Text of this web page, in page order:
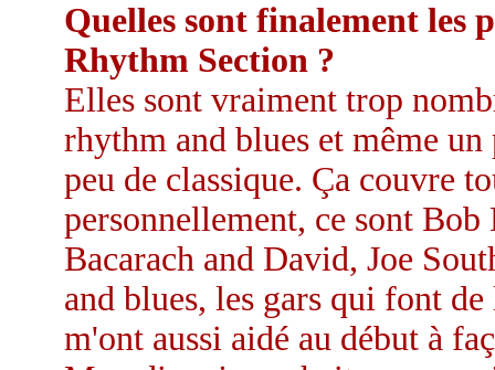
Quelles sont finalement les
Rhythm Section ?
Elles sont vraiment trop
rhythm and blues et même
peu de classique. Ça couvre
personnellement, ce sont
Bacarach and David, Joe
and blues, les gars qui font
m'ont aussi aidé au début à